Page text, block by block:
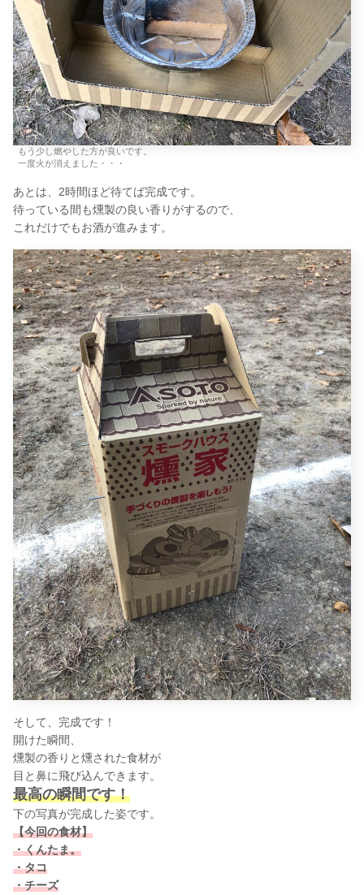
もう少し燃やした方が良いです。
一度火が消えました・・・
あとは、2時間ほど待てば完成です。
待っている間も燻製の良い香りがするので、
これだけでもお酒が進みます。
そして、完成です！
開けた瞬間、
燻製の香りと燻された食材が
目と鼻に飛び込んできます。
最高の瞬間です！
下の写真が完成した姿です。
【今回の食材】
・くんたま。
・タコ
・チーズ